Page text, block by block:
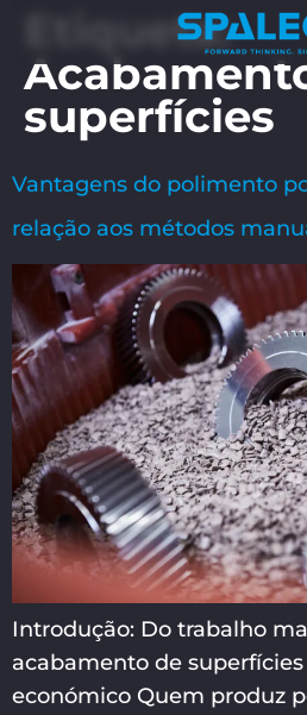
Etiqueta:
superfícies
Vantagens do polimento
relação aos métodos
Introdução: Do trabalho
acabamento de
económico Quem produz